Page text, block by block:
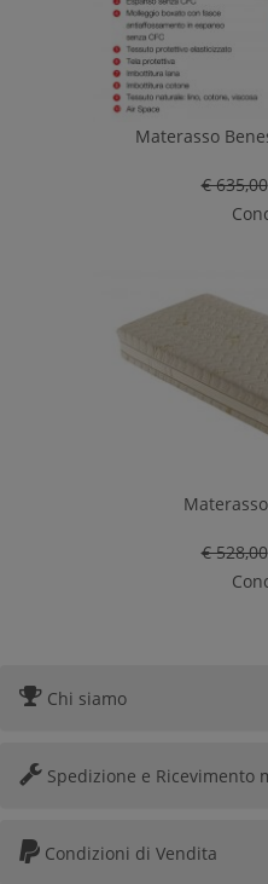
Materasso
€ 635,00
€ 528,00
Chi siamo
Spedizione e Ricevimento
Condizioni di Vendita